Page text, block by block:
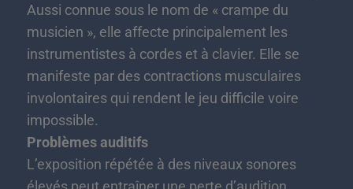
Aussi connue sous le nom de « crampe du
musicien », elle affecte principalement les
instrumentistes à cordes et à clavier. Elle se
manifeste par des contractions musculaires
involontaires qui rendent le jeu difficile voire
impossible.
Problèmes auditifs ️
L’exposition répétée à des niveaux sonores